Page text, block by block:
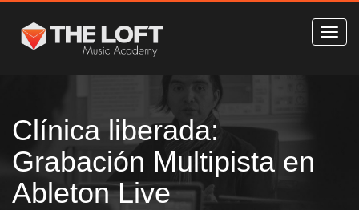
Clínica liberada:
Grabación Multipista en
Ableton Live